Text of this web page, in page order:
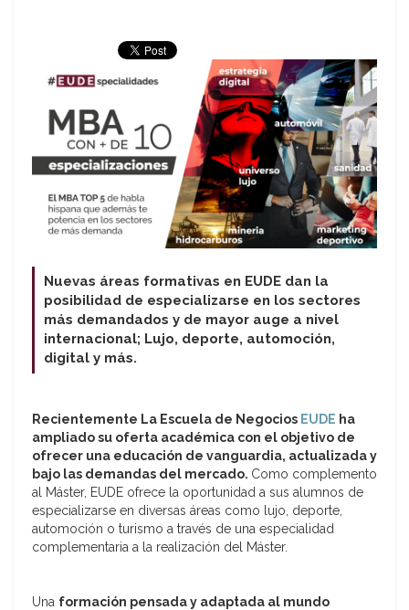
Nuevas áreas formativas en EUDE dan la
posibilidad de especializarse en los sectores
más demandados y de mayor auge a nivel
internacional; Lujo, deporte, automoción,
digital y más.
Recientemente La Escuela de Negocios EUDE ha
ampliado su oferta académica con el objetivo de
ofrecer una educación de vanguardia, actualizada y
bajo las demandas del mercado. Como complemento
al Máster, EUDE ofrece la oportunidad a sus alumnos de
especializarse en diversas áreas como lujo, deporte,
automoción o turismo a través de una especialidad
complementaria a la realización del Máster.
Una formación pensada y adaptada al mundo